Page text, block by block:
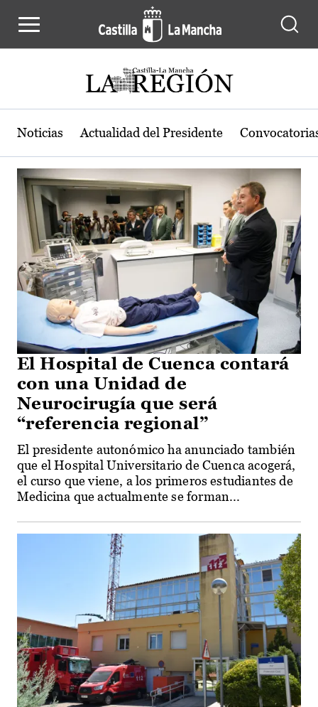
Actualidad de la región de Castilla-
Noticias Actualidad del Presidente
El Hospital de Cuenca contará
con una Unidad de
Neurocirugía que será
“referencia regional”
El presidente autonómico ha anunciado también
que el Hospital Universitario de Cuenca acogerá,
el curso que viene, a los primeros estudiantes de
Medicina que actualmente se forman...